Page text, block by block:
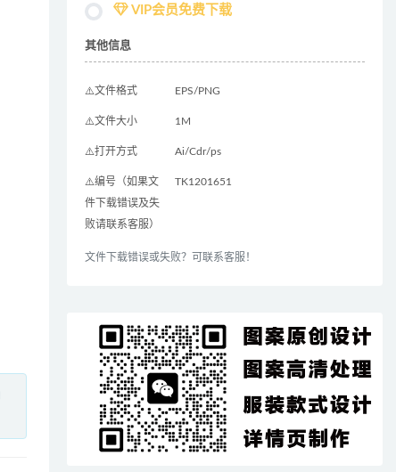
VIP会员免费下载
其他信息
⚠️文件格式 EPS/PNG
⚠️文件大小 1M
⚠️打开方式 Ai/Cdr/ps
⚠️编号（如果文
件下载错误及失
败请联系客服）
TK1201651
文件下载错误或失败？可联系客服！